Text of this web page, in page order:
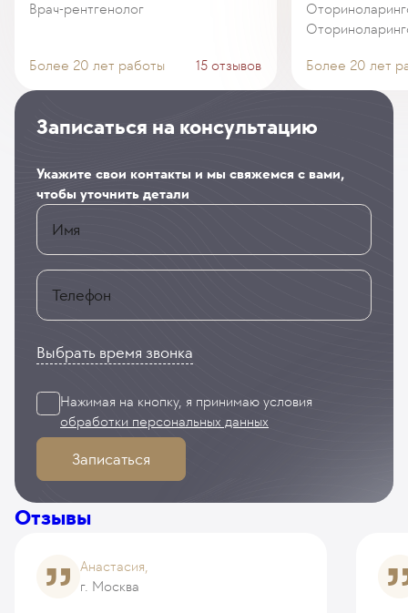
Врач-рентгенолог
Более 20 лет работы 15 отзывов Более 20 лет
Записаться на консультацию
Укажите свои контакты и мы свяжемся с вами,
чтобы уточнить детали
Имя
Телефон
Выбрать время звонка
Нажимая на кнопку, я принимаю условия
обработки персональных данных
Записаться
Отзывы
Анастасия,
г. Москва